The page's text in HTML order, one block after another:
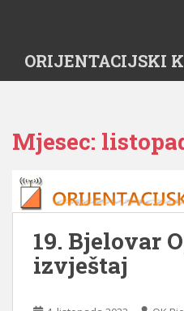
t
ORIJENTACIJSKI
Mjesec:
19. Bjelovar
izvještaj